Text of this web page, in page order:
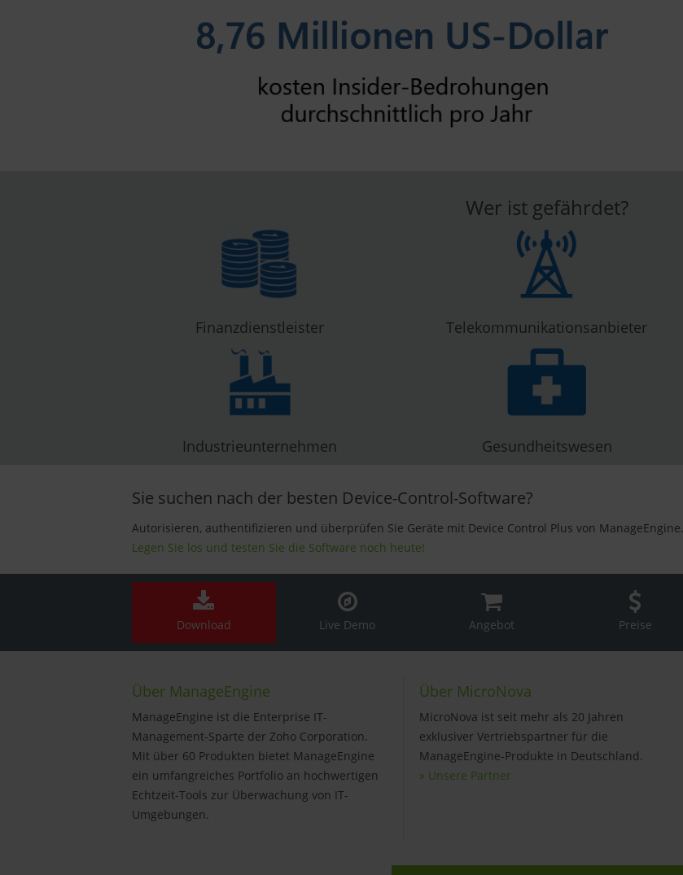
Wer ist gefährdet?
Finanzdienstleister Telekommunikationsanbieter
Industrieunternehmen Gesundheitswesen
Sie suchen nach der besten Device-Control-Software?
Autorisieren, authentifizieren und überprüfen Sie Geräte mit Device Control Plus von ManageEngine.
Legen Sie los und testen Sie die Software noch heute!
Download Live Demo Angebot Preise
Über ManageEngine
ManageEngine ist die Enterprise IT-
Management-Sparte der Zoho Corporation.
Mit über 60 Produkten bietet ManageEngine
ein umfangreiches Portfolio an hochwertigen
Echtzeit-Tools zur Überwachung von IT-
Umgebungen.
Über MicroNova
MicroNova ist seit mehr als 20 Jahren
exklusiver Vertriebspartner für die
ManageEngine-Produkte in Deutschland.
» Unsere Partner